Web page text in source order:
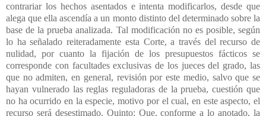
contrariar los hechos asentados e intenta modificarlos, desde que
alega que ella ascendía a un monto distinto del determinado sobre la
base de la prueba analizada. Tal modificación no es posible, según
lo ha señalado reiteradamente esta Corte, a través del recurso de
nulidad, por cuanto la fijación de los presupuestos fácticos se
corresponde con facultades exclusivas de los jueces del grado, las
que no admiten, en general, revisión por este medio, salvo que se
hayan vulnerado las reglas reguladoras de la prueba, cuestión que
no ha ocurrido en la especie, motivo por el cual, en este aspecto, el
recurso será desestimado. Quinto: Que, conforme a lo anotado, la